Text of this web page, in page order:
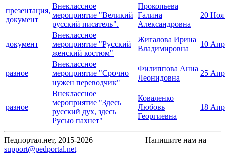
презентация,
документ
Внеклассное
мероприятие "Великий
русский писатель".
Прокопьева
Галина
Александровна
20
документ
Внеклассное
мероприятие "Русский
женский костюм"
Жигалова Ирина
Владимировна
10
разное
Внеклассное
мероприятие "Срочно
нужен переводчик"
Филиппова Анна
Леонидовна
25
разное
Внеклассное
мероприятие "Здесь
русский дух, здесь
Русью пахнет"
Коваленко
Любовь
Георгиевна
18
Педпортал.нет, 2015-2026
Напишите нам на
support@pedportal.net